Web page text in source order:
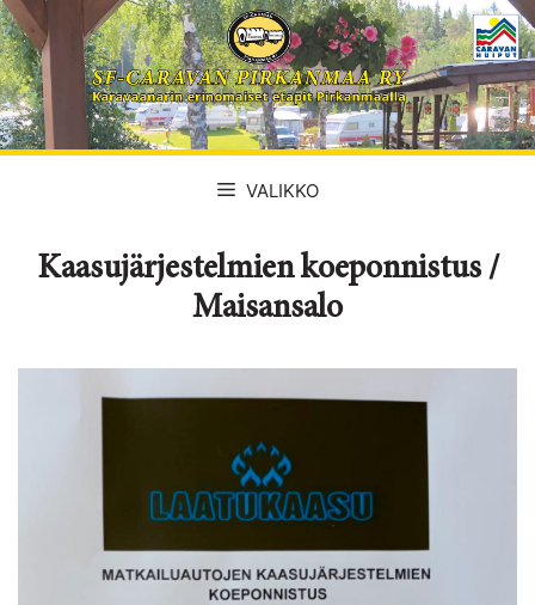
Siirry
sisältöön
VALIKKO
Kaasujärjestelmien koeponnistus /
Maisansalo